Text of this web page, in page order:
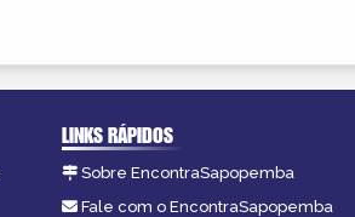
LINKS RÁPIDOS
Sobre EncontraSapopemba
Fale com o EncontraSapopemba